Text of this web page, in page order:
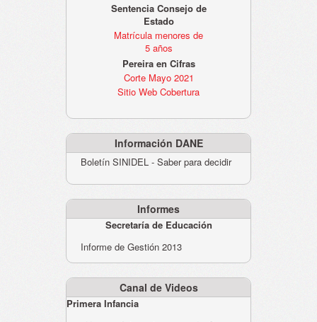
Sentencia Consejo de
Estado
Matrícula menores de
5 años
Pereira en Cifras
Corte Mayo 2021
Sitio Web Cobertura
Información DANE
Boletín SINIDEL - Saber para decidir
Informes
Secretaría de Educación
Informe de Gestión 2013
Canal de Videos
Primera Infancia